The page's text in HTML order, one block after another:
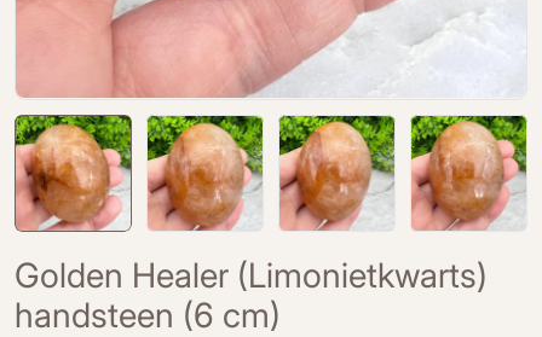
Golden Healer (Limonietkwarts)
handsteen (6 cm)